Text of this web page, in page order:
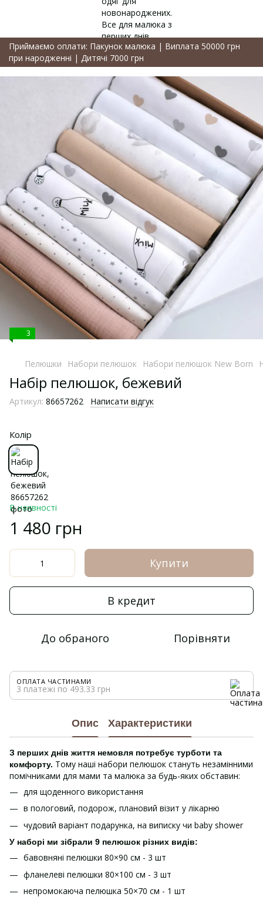
Приймаємо оплати: Пакунок малюка | Виплата 50000 грн
при народженні | Дитячі 7000 грн
3
Пелюшки Набори пелюшок Набори пелюшок New Born
Набір пелюшок, бежевий
Артикул: 86657262 Написати відгук
Колір
В наявності
1 480 грн
Купити
В кредит
До обраного Порівняти
ОПЛАТА ЧАСТИНАМИ
3 платежі по 493.33 грн
Опис Характеристики
З перших днів життя немовля потребує турботи та
комфорту. Тому наші набори пелюшок стануть незамінними
помічниками для мами та малюка за будь-яких обставин:
для щоденного використання
в пологовий, подорож, плановий візит у лікарню
чудовий варіант подарунка, на виписку чи baby shower
У наборі ми зібрали 9 пелюшок різних видів:
бавовняні пелюшки 80×90 см - 3 шт
фланелеві пелюшки 80×100 см - 3 шт
непромокаюча пелюшка 50×70 см - 1 шт